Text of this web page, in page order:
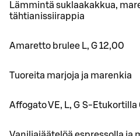
Lämmintä suklaakakkua,
tähtianissiirappia
Amaretto brulee L, G 12,00
Tuoreita marjoja ja marenkia
Affogato VE, L, G S-